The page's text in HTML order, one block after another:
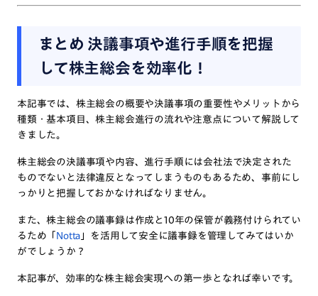
まとめ 決議事項や進行手順を把握
して株主総会を効率化！
本記事では、株主総会の概要や決議事項の重要性やメリットから
種類・基本項目、株主総会進行の流れや注意点について解説して
きました。
株主総会の決議事項や内容、進行手順には会社法で決定された
ものでないと法律違反となってしまうものもあるため、事前にし
っかりと把握しておかなければなりません。
また、株主総会の議事録は作成と10年の保管が義務付けられてい
るため「 Notta 」を活用して安全に議事録を管理してみてはいか
がでしょうか？
本記事が、効率的な株主総会実現への第一歩となれば幸いです。